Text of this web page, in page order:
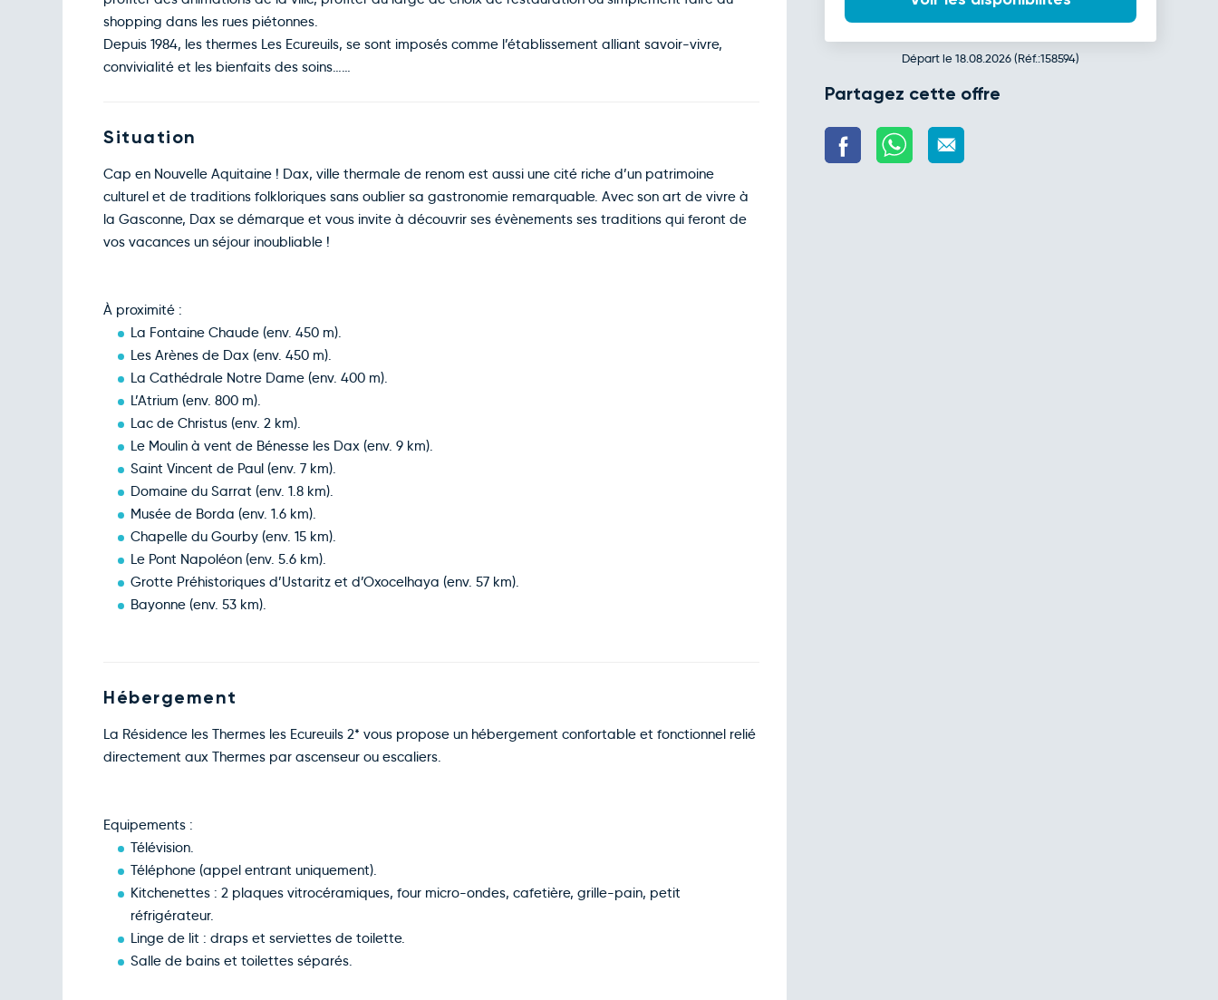
shopping dans les rues piétonnes.
Depuis 1984, les thermes Les Ecureuils, se sont imposés comme l’établissement alliant savoir-vivre,
convivialité et les bienfaits des soins……
Situation
Cap en Nouvelle Aquitaine ! Dax, ville thermale de renom est aussi une cité riche d’un patrimoine
culturel et de traditions folkloriques sans oublier sa gastronomie remarquable. Avec son art de vivre à
la Gasconne, Dax se démarque et vous invite à découvrir ses évènements ses traditions qui feront de
vos vacances un séjour inoubliable !
À proximité :
La Fontaine Chaude (env. 450 m).
Les Arènes de Dax (env. 450 m).
La Cathédrale Notre Dame (env. 400 m).
L’Atrium (env. 800 m).
Lac de Christus (env. 2 km).
Le Moulin à vent de Bénesse les Dax (env. 9 km).
Saint Vincent de Paul (env. 7 km).
Domaine du Sarrat (env. 1.8 km).
Musée de Borda (env. 1.6 km).
Chapelle du Gourby (env. 15 km).
Le Pont Napoléon (env. 5.6 km).
Grotte Préhistoriques d’Ustaritz et d’Oxocelhaya (env. 57 km).
Bayonne (env. 53 km).
Hébergement
La Résidence les Thermes les Ecureuils 2* vous propose un hébergement confortable et fonctionnel relié
directement aux Thermes par ascenseur ou escaliers.
Equipements :
Télévision.
Téléphone (appel entrant uniquement).
Kitchenettes : 2 plaques vitrocéramiques, four micro-ondes, cafetière, grille-pain, petit
réfrigérateur.
Linge de lit : draps et serviettes de toilette.
Salle de bains et toilettes séparés.
Départ le 18.08.2026 (Réf.:158594)
Partagez cette offre